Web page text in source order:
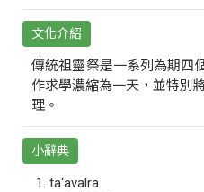
文化介紹
傳統祖靈祭是一系列為期四
作求學濃縮為一天，並特別
理。
小辭典
ta‘avalra